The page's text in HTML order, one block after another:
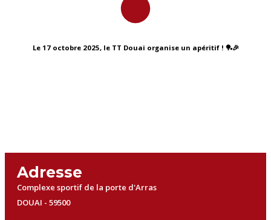
Le 17 octobre 2025, le TT Douai organise un apéritif ! 🏓🎉
Adresse
Complexe sportif de la porte d'Arras
DOUAI - 59500